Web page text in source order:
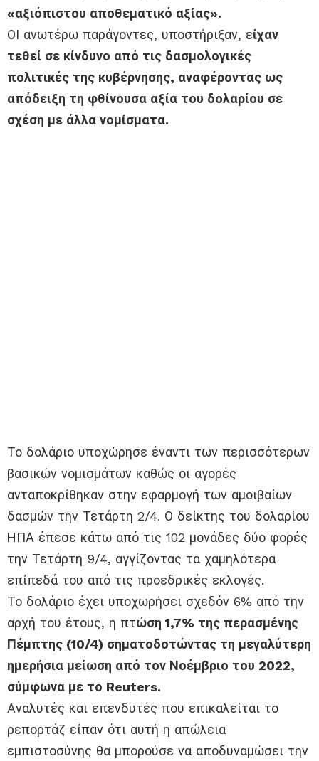
«αξιόπιστου αποθεματικό αξίας».
ΟΙ ανωτέρω παράγοντες, υποστήριξαν, είχαν
τεθεί σε κίνδυνο από τις δασμολογικές
πολιτικές της κυβέρνησης, αναφέροντας ως
απόδειξη τη φθίνουσα αξία του δολαρίου σε
σχέση με άλλα νομίσματα.
Το δολάριο υποχώρησε έναντι των περισσότερων
βασικών νομισμάτων καθώς οι αγορές
ανταποκρίθηκαν στην εφαρμογή των αμοιβαίων
δασμών την Τετάρτη 2/4. Ο δείκτης του δολαρίου
ΗΠΑ έπεσε κάτω από τις 102 μονάδες δύο φορές
την Τετάρτη 9/4, αγγίζοντας τα χαμηλότερα
επίπεδά του από τις προεδρικές εκλογές.
Το δολάριο έχει υποχωρήσει σχεδόν 6% από την
αρχή του έτους, η πτώση 1,7% της περασμένης
Πέμπτης (10/4) σηματοδοτώντας τη μεγαλύτερη
ημερήσια μείωση από τον Νοέμβριο του 2022,
σύμφωνα με το Reuters.
Αναλυτές και επενδυτές που επικαλείται το
ρεπορτάζ είπαν ότι αυτή η απώλεια
εμπιστοσύνης θα μπορούσε να αποδυναμώσει την